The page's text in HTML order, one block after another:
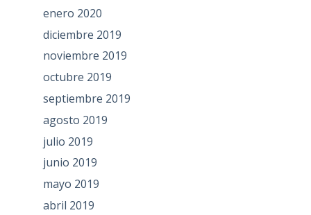
enero 2020
diciembre 2019
noviembre 2019
octubre 2019
septiembre 2019
agosto 2019
julio 2019
junio 2019
mayo 2019
abril 2019